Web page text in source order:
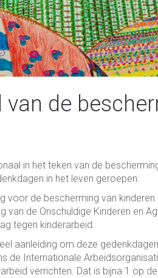
van de
in het teken van de
in het leven geroepen:
voor de bescherming van kinderen
van de Onschuldige Kinderen en
tegen kinderarbeid.
aanleiding om deze
de Internationale
verrichten. Dat is bijna 1 op